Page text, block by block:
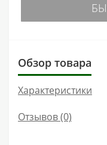
Обзор товара
Характеристики
Отзывов (0)